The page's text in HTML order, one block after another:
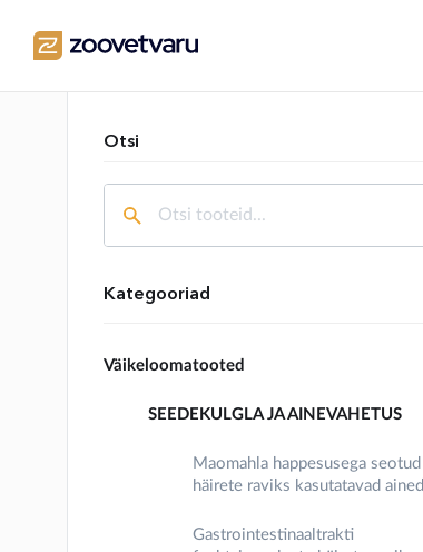
Otsi
Kategooriad
Väikeloomatooted
SEEDEKULGLA JA AINEVAHETUS
Maomahla happesusega seotud
häirete raviks kasutatavad ained
Gastrointestinaaltrakti